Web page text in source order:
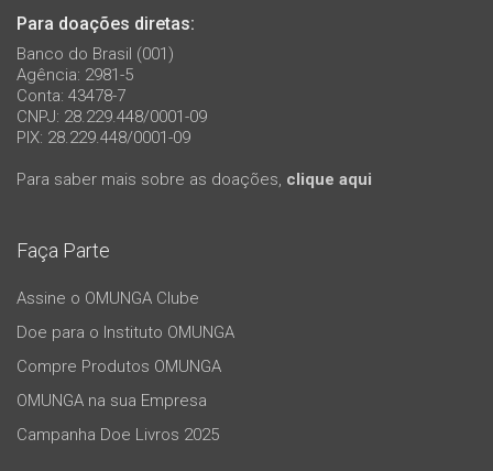
Para doações diretas:
Banco do Brasil (001)
Agência: 2981-5
Conta: 43478-7
CNPJ: 28.229.448/0001-09
PIX: 28.229.448/0001-09
Para saber mais sobre as doações, clique aqui
Faça Parte
Assine o OMUNGA Clube
Doe para o Instituto OMUNGA
Compre Produtos OMUNGA
OMUNGA na sua Empresa
Campanha Doe Livros 2025